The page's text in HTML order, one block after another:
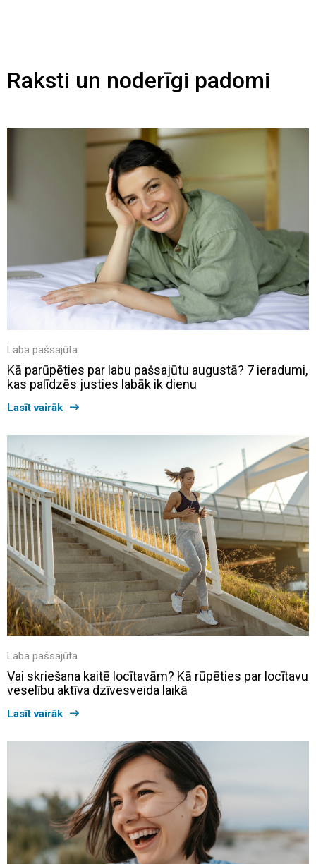
Raksti un noderīgi padomi
Laba pašsajūta
Kā parūpēties par labu pašsajūtu augustā? 7 ieradumi,
kas palīdzēs justies labāk ik dienu
Lasīt vairāk
Laba pašsajūta
Vai skriešana kaitē locītavām? Kā rūpēties par locītavu
veselību aktīva dzīvesveida laikā
Lasīt vairāk